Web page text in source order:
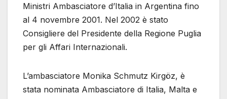
Ministri Ambasciatore d’Italia in Argentina fino
al 4 novembre 2001. Nel 2002 è stato
Consigliere del Presidente della Regione Puglia
per gli Affari Internazionali.
L’ambasciatore Monika Schmutz Kirgöz, è
stata nominata Ambasciatore di Italia, Malta e